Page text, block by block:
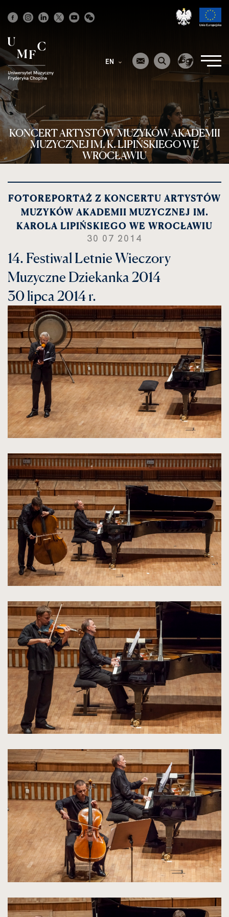
Strona
główna
EN
KONCERT ARTYSTÓW MUZYKÓW AKADEMII
MUZYCZNEJ IM. K. LIPIŃSKIEGO WE
WROCŁAWIU
FOTOREPORTAŻ Z KONCERTU ARTYSTÓW
MUZYKÓW AKADEMII MUZYCZNEJ IM.
KAROLA LIPIŃSKIEGO WE WROCŁAWIU
30 07 2014
14. Festiwal Letnie Wieczory
Muzyczne Dziekanka 2014
30 lipca 2014 r.
spowoduje
powiększenie
zdjęcia
do
rozmiarów
oryginalnych
spowoduje
powiększenie
zdjęcia
do
rozmiarów
oryginalnych
spowoduje
powiększenie
zdjęcia
do
rozmiarów
oryginalnych
spowoduje
powiększenie